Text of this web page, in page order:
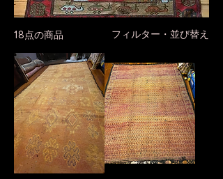
18点の商品 フィルター・並び替え